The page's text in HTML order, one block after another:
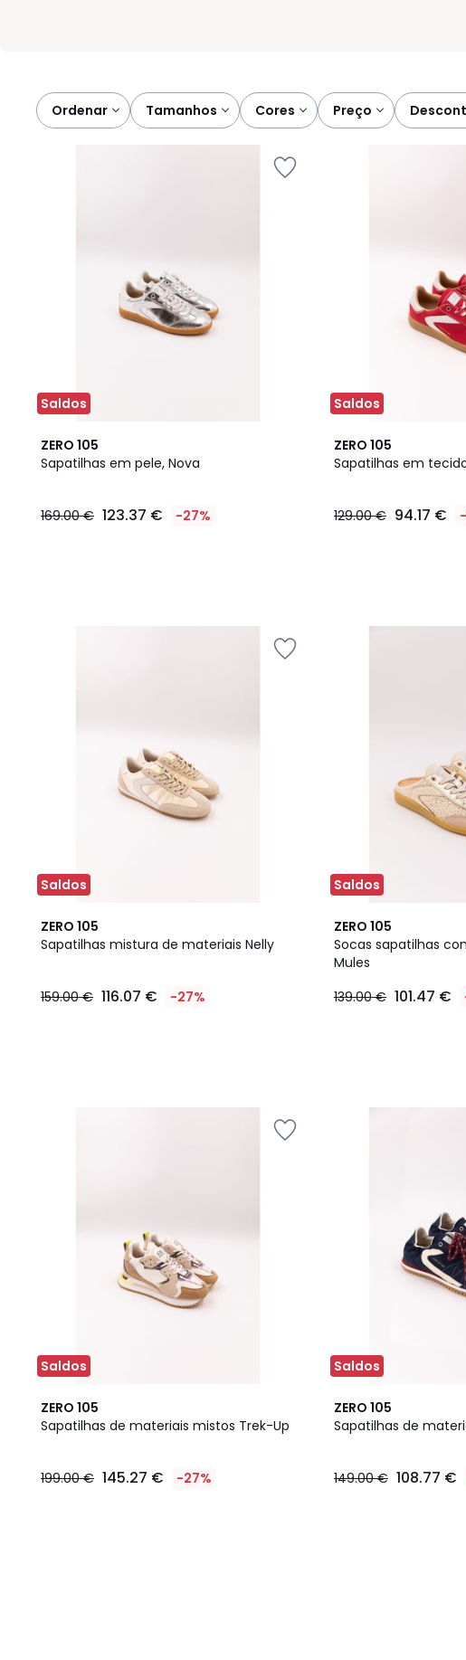
Ordenar tamanhos cores preço
Saldos
ZERO 105
Sapatilhas em pele, Nova
€
169.00 € 123.37 € -27%
Saldos
ZERO 105
Sapatilhas em
129.00 € 94.17 €
Saldos
ZERO 105
Sapatilhas mistura de materiais Nelly
159.00 € 116.07 € -27%
Saldos
ZERO 105
Socas sapatilhas
Mules
139.00 € 101.47 €
Saldos
ZERO 105
Sapatilhas de materiais mistos Trek-Up
199.00 € 145.27 € -27%
Saldos
ZERO 105
Sapatilhas de
149.00 € 108.77 €
2
Cores